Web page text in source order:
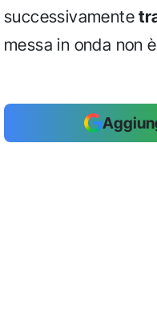
successivamente
messa in onda non